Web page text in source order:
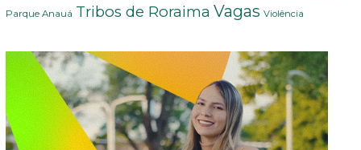
Parque Anauá Tribos de Roraima Vagas Violência